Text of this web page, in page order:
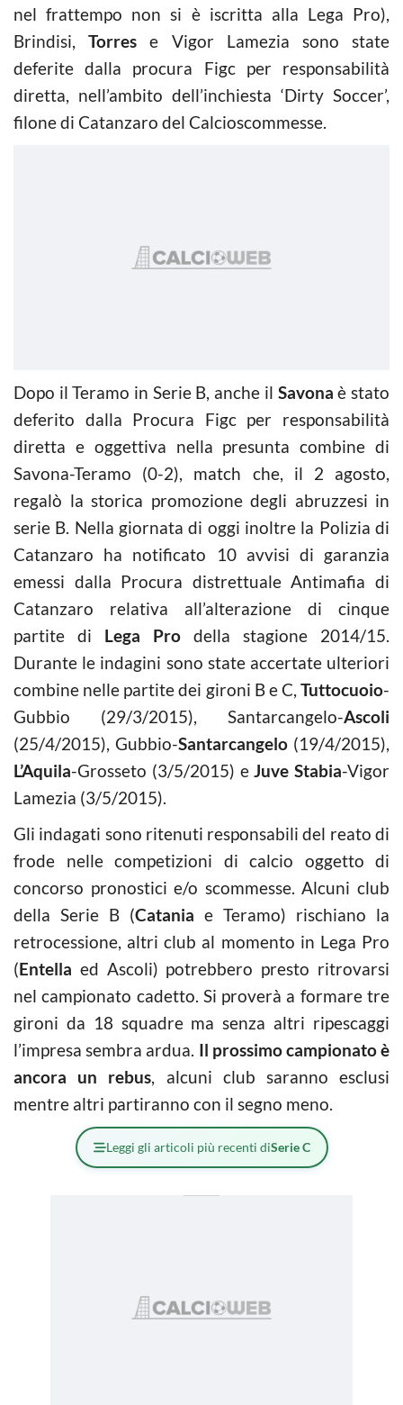
nel frattempo non si è iscritta alla Lega Pro),
Brindisi,Torres e Vigor Lamezia sono state
deferite dalla procura Figc per responsabilità
diretta, nell’ambito dell’inchiesta ‘Dirty Soccer’,
filone di Catanzaro del Calcioscommesse.
Dopo il Teramo in Serie B, anche il Savona è stato
deferito dalla Procura Figc per responsabilità
diretta e oggettiva nella presunta combine di
Savona-Teramo (0-2), match che, il 2 agosto,
regalò la storica promozione degli abruzzesi in
serie B. Nella giornata di oggi inoltre la Polizia di
Catanzaro ha notificato 10 avvisi di garanzia
emessi dalla Procura distrettuale Antimafia di
Catanzaro relativa all’alterazione di cinque
partite di Lega Pro della stagione 2014/15.
Durante le indagini sono state accertate ulteriori
combine nelle partite dei gironi B e C, Tuttocuoio-
Gubbio (29/3/2015), Santarcangelo-Ascoli
(25/4/2015), Gubbio-Santarcangelo (19/4/2015),
L’Aquila-Grosseto (3/5/2015) eJuve Stabia-Vigor
Lamezia (3/5/2015).
Gli indagati sono ritenuti responsabili del reato di
frode nelle competizioni di calcio oggetto di
concorso pronostici e/o scommesse. Alcuni club
della Serie B (Catania e Teramo) rischiano la
retrocessione, altri club al momento in Lega Pro
(Entella ed Ascoli) potrebbero presto ritrovarsi
nel campionato cadetto. Si proverà a formare tre
gironi da 18 squadre ma senza altri ripescaggi
l’impresa sembra ardua. Il prossimo campionato è
ancora un rebus, alcuni club saranno esclusi
mentre altri partiranno con il segno meno.
Leggi gli articoli più recenti diSerie C